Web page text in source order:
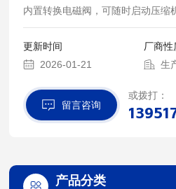
内置转换电磁阀，可随时启动压缩
H2O、CO2，H2O和CO2的含量
更新时间
2026-01-21
厂商性
生
留言咨询
或拨打：
产品分类